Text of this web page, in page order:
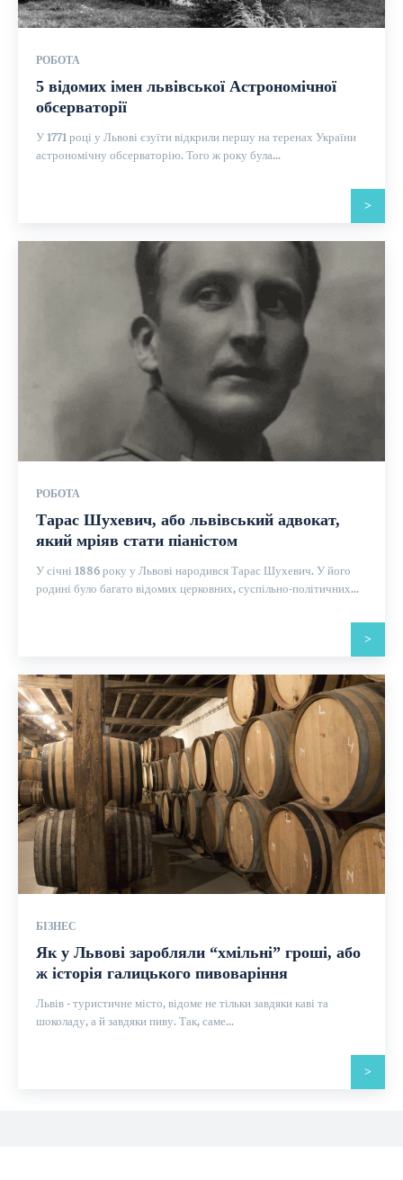
РОБОТА
5 відомих імен львівської Астрономічної
обсерваторії
У 1771 році у Львові єзуїти відкрили першу на теренах України
астрономічну обсерваторію. Того ж року була...
>
РОБОТА
Тарас Шухевич, або львівський адвокат,
який мріяв стати піаністом
У січні 1886 року у Львові народився Тарас Шухевич. У його
родині було багато відомих церковних, суспільно-політичних...
>
БІЗНЕС
Як у Львові заробляли “хмільні” гроші, або
ж історія галицького пивоваріння
Львів - туристичне місто, відоме не тільки завдяки каві та
шоколаду, а й завдяки пиву. Так, саме...
>